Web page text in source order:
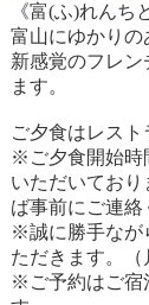
《富(ふ)れんち
富山にゆかりの
新感覚のフレ
ます。
ご夕食はレスト
※ご夕食開始時
いただいてお
ば事前にご連絡
※誠に勝手なが
ただきます。（
※ご予約はご宿